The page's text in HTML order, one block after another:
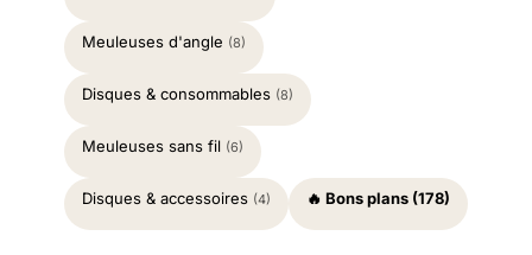
Meuleuses d'angle (8)
Disques & consommables (8)
Meuleuses sans fil (6)
Disques & accessoires (4) 🔥 Bons plans (178)